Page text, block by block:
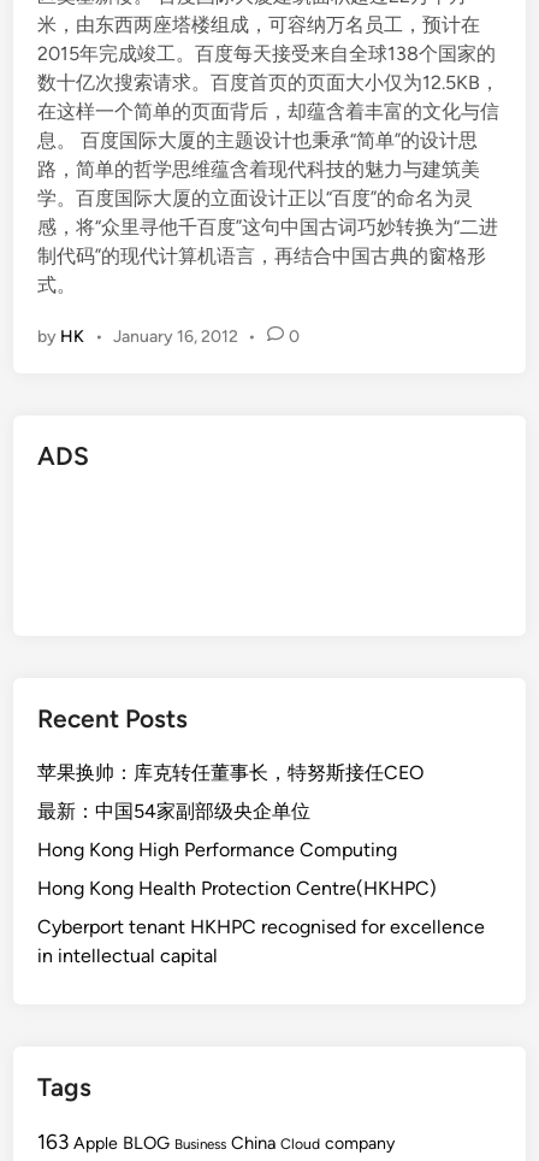
米，由东西两座塔楼组成，可容纳万名员工，预计在
2015年完成竣工。百度每天接受来自全球138个国家的
数十亿次搜索请求。百度首页的页面大小仅为12.5KB，
在这样一个简单的页面背后，却蕴含着丰富的文化与信
息。 百度国际大厦的主题设计也秉承“简单”的设计思
路，简单的哲学思维蕴含着现代科技的魅力与建筑美
学。百度国际大厦的立面设计正以“百度”的命名为灵
感，将“众里寻他千百度”这句中国古词巧妙转换为“二进
制代码”的现代计算机语言，再结合中国古典的窗格形
式。
by HK • January 16, 2012 • 0
ADS
Recent Posts
苹果换帅：库克转任董事长，特努斯接任CEO
最新：中国54家副部级央企单位
Hong Kong High Performance Computing
Hong Kong Health Protection Centre(HKHPC)
Cyberport tenant HKHPC recognised for excellence
in intellectual capital
Tags
163 Apple BLOG Business China Cloud company